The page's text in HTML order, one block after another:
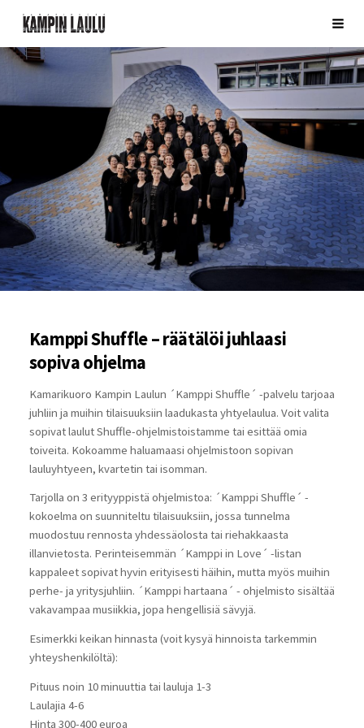
Siirry
sivun
sisältöön
Kamarikuoro Kampin Laulu
Kamppi Shuffle – räätälöi juhlaasi
sopiva ohjelma
Kamarikuoro Kampin Laulun ´Kamppi Shuffle´ -palvelu tarjoaa
juhliin ja muihin tilaisuuksiin laadukasta yhtyelaulua. Voit valita
sopivat laulut Shuffle-ohjelmistoistamme tai esittää omia
toiveita. Kokoamme haluamaasi ohjelmistoon sopivan
lauluyhtyeen, kvartetin tai isomman.
Tarjolla on 3 erityyppistä ohjelmistoa: ´Kamppi Shuffle´ -
kokoelma on suunniteltu tilaisuuksiin, jossa tunnelma
muodostuu rennosta yhdessäolosta tai riehakkaasta
illanvietosta. Perinteisemmän ´Kamppi in Love´ -listan
kappaleet sopivat hyvin erityisesti häihin, mutta myös muihin
perhe- ja yritysjuhliin. ´Kamppi hartaana´ - ohjelmisto sisältää
vakavampaa musiikkia, jopa hengellisiä sävyjä.
Esimerkki keikan hinnasta (voit kysyä hinnoista tarkemmin
yhteyshenkilöltä):
Pituus noin 10 minuuttia tai lauluja 1-3
Laulajia 4-6
Hinta 300-400 euroa